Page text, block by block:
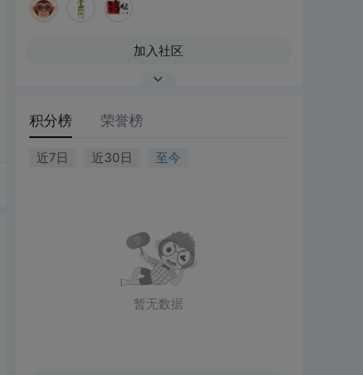
加入社区
积分榜 荣誉榜
近7日 近30日 至今
暂无数据